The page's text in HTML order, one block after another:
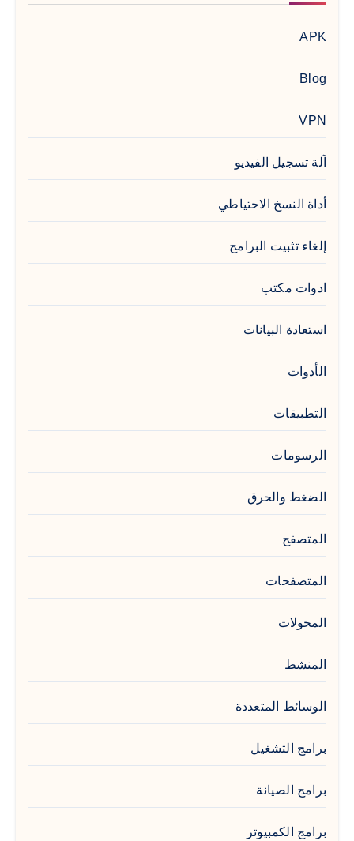
APK
Blog
VPN
آلة تسجيل الفيديو
أداة النسخ الاحتياطي
إلغاء تثبيت البرامج
ادوات مكتب
استعادة البيانات
الأدوات
التطبيقات
الرسومات
الضغط والحرق
المتصفح
المتصفحات
المحولات
المنشط
الوسائط المتعددة
برامج التشغيل
برامج الصيانة
برامج الكمبيوتر